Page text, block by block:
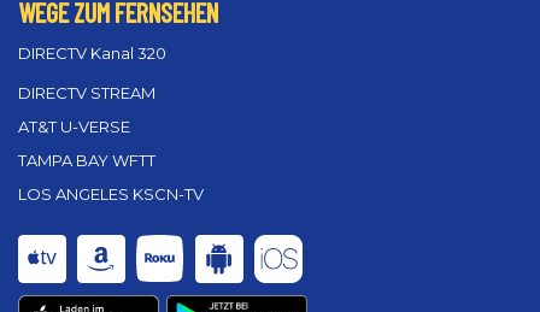
WEGE ZUM FERNSEHEN
DIRECTV Kanal 320
DIRECTV STREAM
AT&T U-VERSE
TAMPA BAY WFTT
LOS ANGELES KSCN-TV